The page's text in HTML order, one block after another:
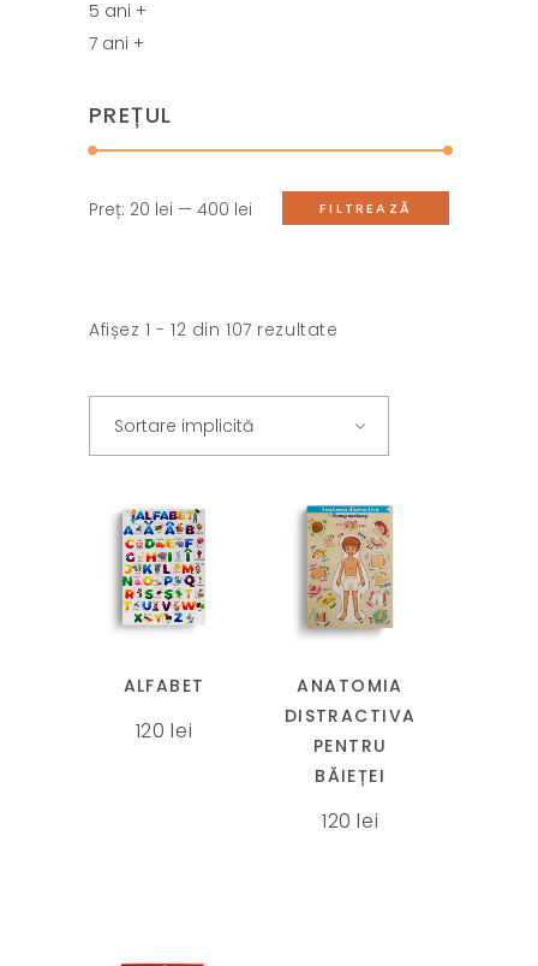
Afișez 1 - 12 din 107 rezultate
Sortare implicită
Acest
produs
variații.
ALFABET
120lei
ANATOMIA
DISTRACTIVA
PENTRU
BĂIEȚEI
120lei
5 ani +
7 ani +
PREȚUL
Preț
Preț
FILTREAZĂ
Preț: 20 lei — 400 lei